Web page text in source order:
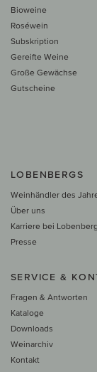
Bioweine
Roséwein
Subskription
Gereifte Weine
Große Gewächse
Gutscheine
LOBENBERGS
Weinhändler des
Über uns
Karriere bei
Presse
SERVICE &
Fragen & Antworten
Kataloge
Downloads
Weinarchiv
Kontakt